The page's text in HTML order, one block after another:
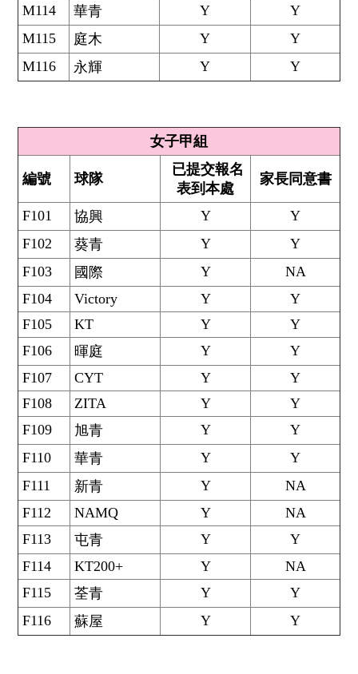
M114
華青 Y
Y
M115
庭木 Y
Y
M116
永輝 Y Y
女子甲組
編號 球隊
已提交報名
表到本處
家長同意書
F101 協興 Y
Y
F102
葵青 Y
Y
F103
國際 Y
NA
F104
Victory Y
Y
F105
KT Y
Y
F106
暉庭 Y
Y
F107
CYT Y
Y
F108
ZITA Y
Y
F109
旭青 Y
Y
F110
華青 Y
Y
F111
新青 Y
NA
F112
NAMQ Y
NA
F113
屯青 Y
Y
F114
KT200+ Y
NA
F115
荃青 Y
Y
F116
蘇屋 Y Y